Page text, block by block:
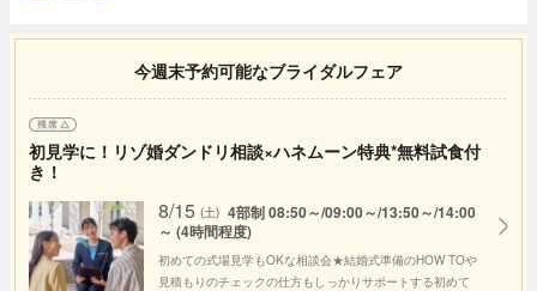
今週末予約可能なブライダルフェア
初見学に！リゾ婚ダンドリ相談×ハネムーン特典*無料試食付
き！
8/15 (土) 4部制 08:50～/09:00～/13:50～/14:00
～ (4時間程度)
初めての式場見学もOKな相談会★結婚式準備のHOW TOや
見積もりのチェックの仕方もしっかりサポートする初めて